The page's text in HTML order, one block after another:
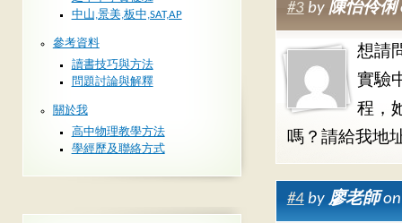
#3by 陳怡伶俐
想請
實驗
程，
嗎？請給我地
#4by 廖老師on
中山,景美,板中,SAT,AP
參考資料
讀書技巧與方法
問題討論與解釋
關於我
高中物理教學方法
學經歷及聯絡方式